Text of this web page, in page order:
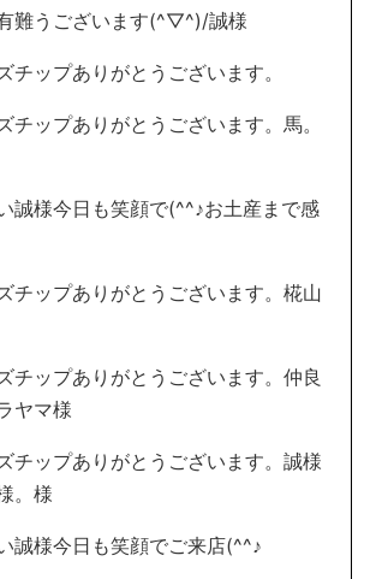
難うございます(^▽^)/誠様
チップありがとうございます。
チップありがとうございます。馬。
誠様今日も笑顔で(^^♪お土産まで感
チップありがとうございます。椛山
チップありがとうございます。仲良
ヤマ様
チップありがとうございます。誠様
。様
誠様今日も笑顔でご来店(^^♪